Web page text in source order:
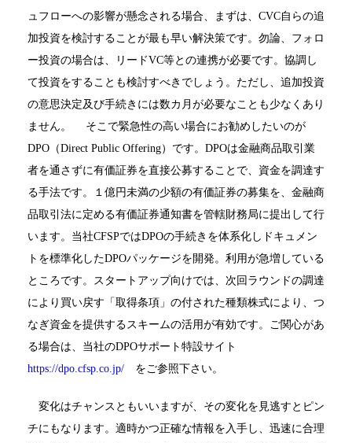
ュフローへの影響が懸念される場合、まずは、CVC自らの追
加投資を検討することが最も早い解決策です。勿論、フォロ
ー投資の場合は、リードVC等との連携が必要です。協調し
て投資をすることも検討すべきでしょう。ただし、追加投資
の意思決定及び手続きには数カ月が必要なことも少なくあり
ません。 そこで緊急性の高い場合にお勧めしたいのが
DPO（Direct Public Offering）です。DPOは金融商品取引業
者を通さずに有価証券を直接公募することで、資金を調達す
る手法です。１億円未満の少額の有価証券の募集を、金融商
品取引法に定める有価証券通知書を管轄財務局に提出して行
います。当社CFSPではDPOの手続きを体系化しドキュメン
トを標準化したDPOパッケージを開発。利用が急増している
ところです。スタートアップ向けでは、次回ラウンドの調達
により買い戻す「取得条項」の付された種類株式により、つ
なぎ資金を提供するスキームの活用が有効です。ご関心があ
る場合は、当社のDPOサポート特設サイト
https://dpo.cfsp.co.jp/ をご参照下さい。
変化はチャンスともいいますが、その変化を見逃すとピン
チにもなります。適時かつ正確な情報を入手し、迅速に合理